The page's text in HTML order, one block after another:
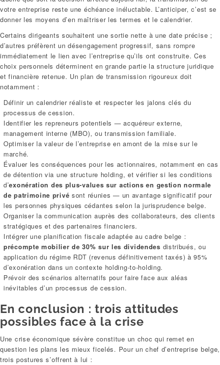
votre entreprise reste une échéance inéluctable. L’anticiper, c’est se
donner les moyens d’en maîtriser les termes et le calendrier.
Certains dirigeants souhaitent une sortie nette à une date précise ;
d’autres préfèrent un désengagement progressif, sans rompre
immédiatement le lien avec l’entreprise qu’ils ont construite. Ces
choix personnels déterminent en grande partie la structure juridique
et financière retenue. Un plan de transmission rigoureux doit
notamment :
Définir un calendrier réaliste et respecter les jalons clés du
processus de cession.
Identifier les repreneurs potentiels — acquéreur externe,
management interne (MBO), ou transmission familiale.
Optimiser la valeur de l’entreprise en amont de la mise sur le
marché.
Évaluer les conséquences pour les actionnaires, notamment en cas
de détention via une structure holding, et vérifier si les conditions
d’exonération des plus-values sur actions en gestion normale
de patrimoine privé sont réunies — un avantage significatif pour
les personnes physiques cédantes selon la jurisprudence belge.
Organiser la communication auprès des collaborateurs, des clients
stratégiques et des partenaires financiers.
Intégrer une planification fiscale adaptée au cadre belge :
précompte mobilier de 30% sur les dividendes distribués, ou
application du régime RDT (revenus définitivement taxés) à 95%
d’exonération dans un contexte holding-to-holding.
Prévoir des scénarios alternatifs pour faire face aux aléas
inévitables d’un processus de cession.
En conclusion : trois attitudes
possibles face à la crise
Une crise économique sévère constitue un choc qui remet en
question les plans les mieux ficelés. Pour un chef d’entreprise belge,
trois postures s’offrent à lui :